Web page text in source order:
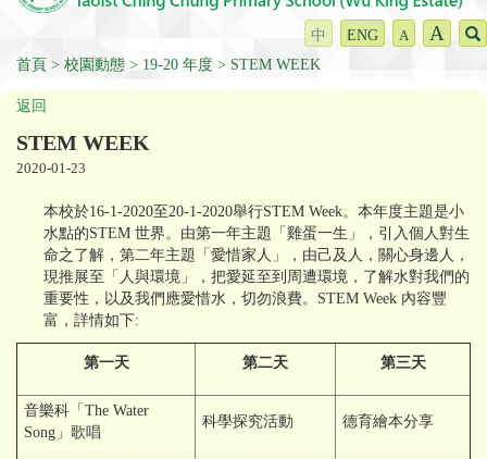
中 ENG A A
首頁 校園動態 19-20 年度 STEM WEEK
返回
STEM WEEK
2020-01-23
本校於16-1-2020至20-1-2020舉行STEM Week。本年度主題是小
水點的STEM 世界。由第一年主題「雞蛋一生」，引入個人對生
命之了解，第二年主題「愛惜家人」，由己及人，關心身邊人，
現推展至「人與環境」，把愛延至到周遭環境，了解水對我們的
重要性，以及我們應愛惜水，切勿浪費。STEM Week 內容豐
富，詳情如下:
第一天 第二天 第三天
音樂科「The Water
Song」歌唱
科學探究活動 德育繪本分享